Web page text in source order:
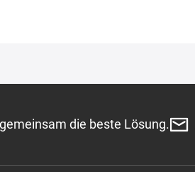
die beste Lösung.